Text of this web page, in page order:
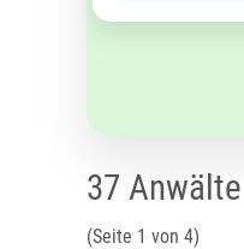
37
(Seite 1 von 4)